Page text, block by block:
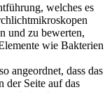
welches es
und zu bewerten,
wie Bakterien
angeordnet, dass das
der Seite auf das